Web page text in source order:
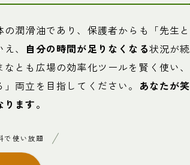
潤滑油であり、保護者からも「先生と
、
自分の時間が足りなくなる状況が続
とも広場の効率化ツールを賢く使い、
両立を目指してください。 あなたが笑
ます。
で使い放題